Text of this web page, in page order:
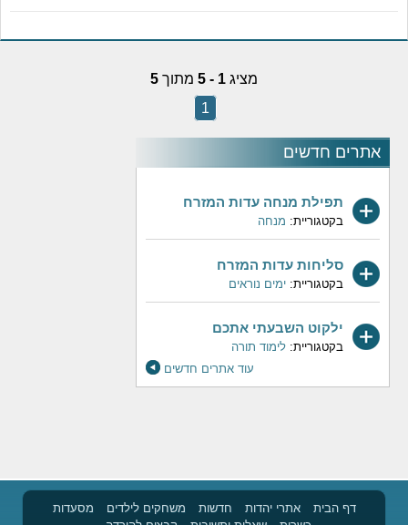
אתרים חדשים
תפילת מנחה עדות המזרח
בקטגוריית: מנחה
סליחות עדות המזרח
בקטגוריית: ימים נוראים
ילקוט השבעתי אתכם
בקטגוריית: לימוד תורה
עוד אתרים חדשים
מציג 1 - 5 מתוך 5
1
דף הבית אתרי יהדות חדשות משחקים לילדים
מסעדות